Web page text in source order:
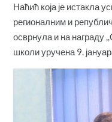
Наћић која је истакла
регионалним и
осврнула и на награду
школи уручена 9.